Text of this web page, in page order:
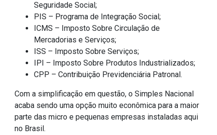
Seguridade Social;
PIS – Programa de Integração Social;
ICMS – Imposto Sobre Circulação de
Mercadorias e Serviços;
ISS – Imposto Sobre Serviços;
IPI – Imposto Sobre Produtos Industrializados;
CPP – Contribuição Previdenciária Patronal.
Com a simplificação em questão, o Simples Nacional
acaba sendo uma opção muito econômica para a maior
parte das micro e pequenas empresas instaladas aqui
no Brasil.